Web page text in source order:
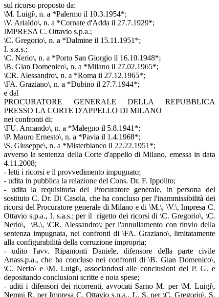
sul ricorso proposto da:
\M. Luigi\, n. a *Palermo il 10.3.1954*;
\V. Arialdo\, n. a *Cornate d'Adda il 27.7.1929*;
IMPRESA C. Ottavio s.p.a.;
\C. Gregorio\, n. a *Dalmine il 15.11.1951*;
I. s.a.s.;
\C. Nerio\, n. a *Porto San Giorgio il 16.10.1948*;
\B. Gian Domenico\, n. a *Milano il 27.02.1965*;
\CR. Alessandro\, n. a *Roma il 27.12.1965*;
\FA. Graziano\, n. a *Dubino il 27.7.1944*;
e dal
PROCURATORE GENERALE DELLA REPUBBLICA
PRESSO LA CORTE D'APPELLO DI MILANO
nei confronti di:
\FU. Armando\, n. a *Malegno il 5.8.1941*;
\P. Mauro Ernesto\, n. a *Pavia il 1.4.1968*;
\S. Giuseppe\, n. a *Misterbianco il 22.22.1951*;
avverso la sentenza della Corte d'appello di Milano, emessa in data
4.11.2008;
- letti i ricorsi e il provvedimento impugnato;
- udita in pubblica la relazione del Cons. Dr. F. Ippolito;
- udita la requisitoria del Procuratore generale, in persona del
sostituto C. Dr. Di Casola, che ha concluso per l'inammissibilità dei
ricorsi del Procuratore generale di Milano e di \M.\, \V.\, Impresa C.
Ottavio s.p.a., I. s.a.s.; per il rigetto dei ricorsi di \C. Gregorio\, \C.
Nerio\, \B.\, \CR. Alessandro\; per l'annullamento con rinvio della
sentenza impugnata, nei confronti di \FA. Graziano\, limitatamente
alla configurabilità della corruzione impropria;
- udito l'avv. Ripamonti Daniele, difensore della parte civile
Anass.p.a., che ha concluso nei confronti di \B. Gian Domenico\,
\C. Nerio\ e \M. Luigi\, associandosi alle conclusioni del P. G. e
depositando conclusioni scritte e nota spese;
- uditi i difensori dei ricorrenti, avvocati Sarno M. per \M. Luigi\,
Nemni R. per Impresa C. Ottavio s.p.a., L. S. per \C. Gregorio\, S.